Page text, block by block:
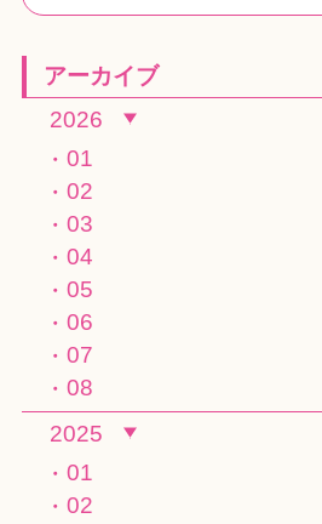
アーカイブ
2026
01
02
03
04
05
06
07
08
2025
01
02